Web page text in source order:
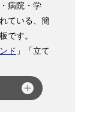
病院・学
ている、簡
です。
ド 」「立て
案内など販
ロゴを表記